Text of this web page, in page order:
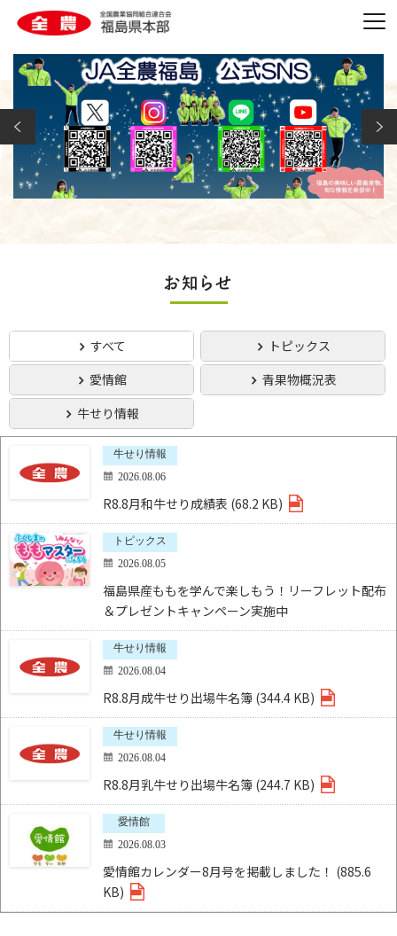
すべて
トピックス
愛情館
青果物概況表
牛せり情報
牛せり情報
2026.08.06
R8.8月和牛せり成績表 (68.2 KB)
トピックス
2026.08.05
福島県産ももを学んで楽しもう！リーフレット配布
＆プレゼントキャンペーン実施中
牛せり情報
2026.08.04
R8.8月成牛せり出場牛名簿 (344.4 KB)
牛せり情報
2026.08.04
R8.8月乳牛せり出場牛名簿 (244.7 KB)
愛情館
2026.08.03
愛情館カレンダー8月号を掲載しました！ (885.6
KB)